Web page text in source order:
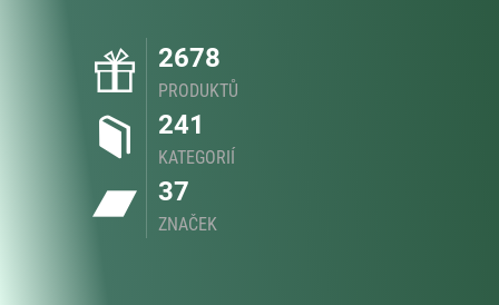
2678
PRODUKTŮ
241
KATEGORIÍ
37
ZNAČEK